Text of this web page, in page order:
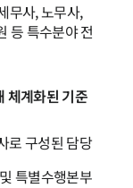
무사, 노무사,
등 특수분야 전
체계화된 기준
로 구성된 담당
특별수행본부